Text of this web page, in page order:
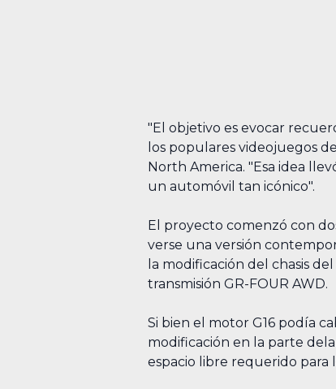
"El objetivo es evocar
los populares videojuegos
North America. "Esa idea
un automóvil tan icónico".
El proyecto comenzó con
verse una versión
la modificación del chasis
transmisión GR-FOUR AWD.
Si bien el motor G16 podía
modificación en la parte
espacio libre requerido para